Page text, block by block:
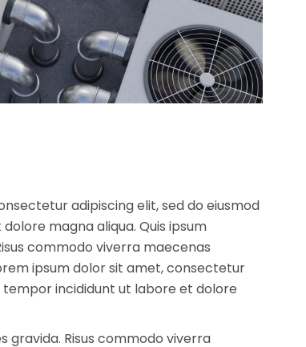
adipiscing elit, sed do eiusmod
magna aliqua. Quis ipsum
commodo viverra maecenas
ipsum dolor sit amet, consectetur
tempor incididunt ut labore et dolore
gravida. Risus commodo viverra